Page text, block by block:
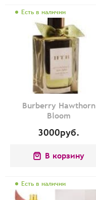
Есть в наличии
Burberry Hawthorn
Bloom
3000руб.
В корзину
Есть в наличии